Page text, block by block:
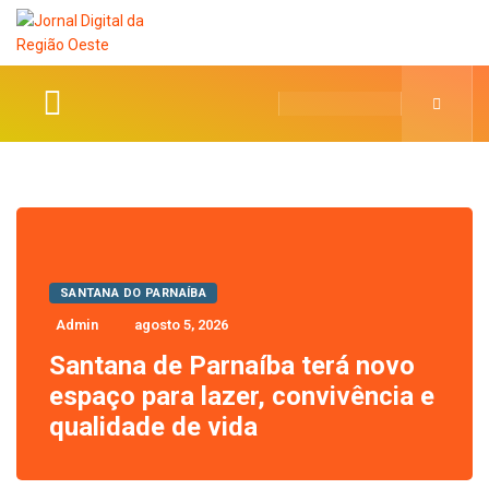
SANTANA DO PARNAÍBA
Admin agosto 5, 2026
Santana de Parnaíba terá novo
espaço para lazer, convivência e
qualidade de vida